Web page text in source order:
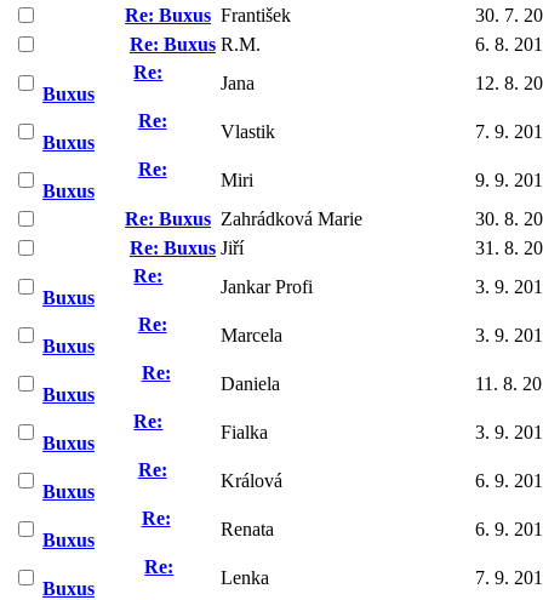
Re: Buxus František
30. 7.
Re: Buxus R.M.
6. 8.
Re:
Buxus
Jana
12. 8.
Re:
Buxus
Vlastik
7. 9.
Re:
Buxus
Miri
9. 9.
Re: Buxus Zahrádková Marie
30. 8.
Re: Buxus Jiří
31. 8.
Re:
Buxus
Jankar Profi
3. 9.
Re:
Buxus
Marcela
3. 9.
Re:
Buxus
Daniela
11. 8.
Re:
Buxus
Fialka
3. 9.
Re:
Buxus
Králová
6. 9.
Re:
Buxus
Renata
6. 9.
Re:
Buxus
Lenka
7. 9.